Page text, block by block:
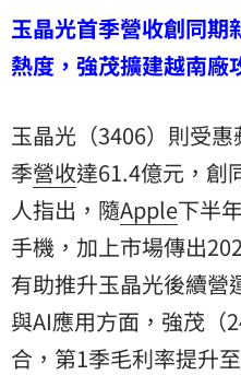
玉晶光首季營收創同期
熱度，強茂擴建越南廠
玉晶光（3406）則受
季營收達61.4億元，創
人指出，隨Apple下半
手機，加上市場傳出
有助推升玉晶光後續營
與AI應用方面，強茂（
合，第1季毛利率提升